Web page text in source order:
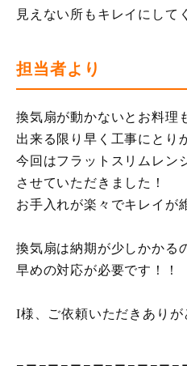
見えない所もキレイにして
担当者より
換気扇が動かないとお料理
出来る限り早く工事にとり
今回はフラットスリムレン
させていただきました！
お手入れが楽々でキレイが
換気扇は納期が少しかかる
早めの対応が必要です！！
I様、ご依頼いただきありが